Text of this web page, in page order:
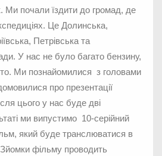
Ми почали їздити до громад, де
Це Долинська,
Петрівська та
У нас не було багато бензину,
Ми познайомилися з головами
про презентації
цього у нас буде дві
ми випустимо 10-серійний
який буде транслюватися в
Зйомки фільму проводить